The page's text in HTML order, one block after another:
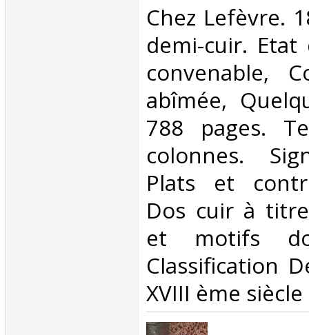
‎Chez Lefèvre.
demi-cuir. Etat
convenable,
abîmée,
788 pages.
colonnes.
Plats et
Dos cuir à
et motifs
Classification
XVIII ème siècle‎